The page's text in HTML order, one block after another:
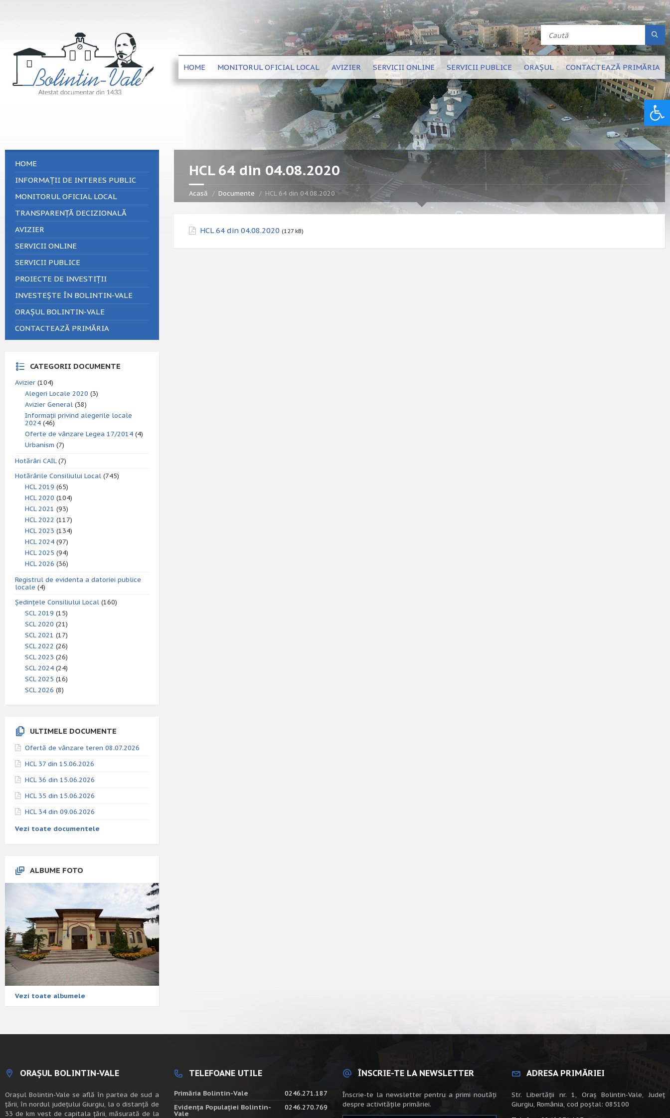
HOME MONITORUL OFICIAL LOCAL AVIZIER SERVICII ONLINE SERVICII PUBLICE ORAȘUL CONTACTEAZĂ PRIMĂRIA
HCL 64 din 04.08.2020
Acasă Documente HCL 64 din 04.08.2020
HCL 64 din 04.08.2020 (127 kB)
HOME
INFORMAȚII DE INTERES PUBLIC
MONITORUL OFICIAL LOCAL
TRANSPARENȚĂ DECIZIONALĂ
AVIZIER
SERVICII ONLINE
SERVICII PUBLICE
PROIECTE DE INVESTIȚII
INVESTEȘTE ÎN BOLINTIN-VALE
ORAȘUL BOLINTIN-VALE
CONTACTEAZĂ PRIMĂRIA
CATEGORII DOCUMENTE
Avizier (104)
Alegeri Locale 2020 (3)
Avizier General (38)
Informații privind alegerile locale
2024 (46)
Oferte de vânzare Legea 17/2014 (4)
Urbanism (7)
Hotărâri CAIL(7)
Hotărârile Consiliului Local (745)
HCL 2019 (65)
HCL 2020 (104)
HCL 2021 (93)
HCL 2022 (117)
HCL 2023 (134)
HCL 2024 (97)
HCL 2025 (94)
HCL 2026 (36)
Registrul de evidenta a datoriei publice
locale (4)
Ședințele Consiliului Local (160)
SCL 2019 (15)
SCL 2020 (21)
SCL 2021 (17)
SCL 2022 (26)
SCL 2023 (26)
SCL 2024 (24)
SCL 2025 (16)
SCL 2026 (8)
ULTIMELE DOCUMENTE
Ofertă de vânzare teren 08.07.2026
HCL 37 din 15.06.2026
HCL 36 din 15.06.2026
HCL 35 din 15.06.2026
HCL 34 din 09.06.2026
Vezi toate documentele
ALBUME FOTO
Vezi toate albumele
ORAȘUL BOLINTIN-VALE
Oraşul Bolintin-Vale se află în partea de sud a
ţării, în nordul judeţului Giurgiu, la o distanţă de
33 de km vest de capitala țării, măsurată de la
TELEFOANE UTILE
Primăria Bolintin-Vale
0246.271.187
Evidența Populației Bolintin-
Vale
0246.270.769
ÎNSCRIE-TE LA NEWSLETTER
Înscrie-te la newsletter pentru a primi noutăți
despre activitățile primăriei.
ADRESA PRIMĂRIEI
Str. Libertății nr. 1, Oraș Bolintin-Vale, Județ
Giurgiu, România, cod poștal: 085100
Deschide bara de unelte